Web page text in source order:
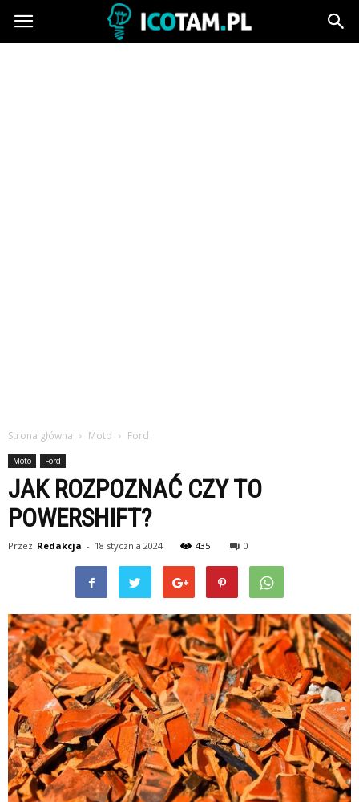
icotam.pl
Strona główna Moto Ford
Moto Ford
JAK ROZPOZNAĆ CZY TO
POWERSHIFT?
Przez Redakcja - 18 stycznia 2024 435 0